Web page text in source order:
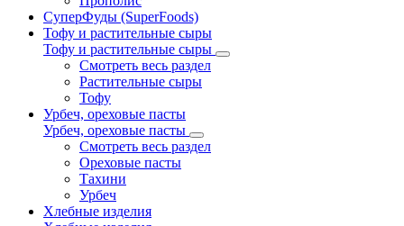
СуперФуды (SuperFoods)
Тофу и растительные сыры
Тофу и растительные сыры
Смотреть весь раздел
Растительные сыры
Тофу
Урбеч, ореховые пасты
Урбеч, ореховые пасты
Смотреть весь раздел
Ореховые пасты
Тахини
Урбеч
Хлебные изделия